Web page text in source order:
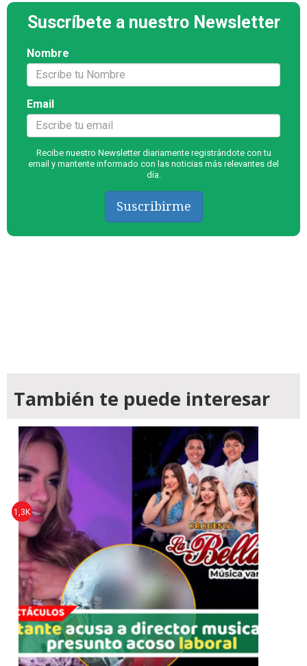
Suscríbete a nuestro Newsletter
Nombre
Email
Recibe nuestro Newsletter diariamente registrándote con tu
email y mantente informado con las noticias más relevantes del
día.
Suscribirme
También te puede interesar
1,3K